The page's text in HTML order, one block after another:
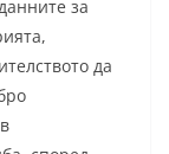
за
да